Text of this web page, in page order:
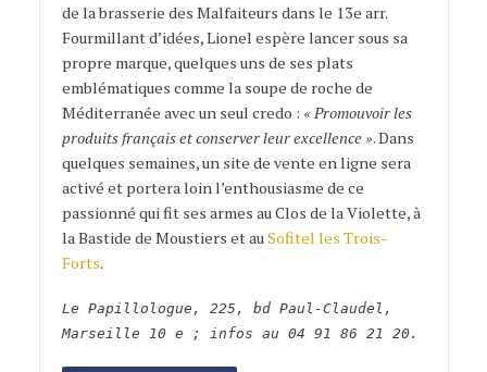
de la brasserie des Malfaiteurs dans le 13e arr.
Fourmillant d’idées, Lionel espère lancer sous sa
propre marque, quelques uns de ses plats
emblématiques comme la soupe de roche de
Méditerranée avec un seul credo : « Promouvoir les
produits français et conserver leur excellence ». Dans
quelques semaines, un site de vente en ligne sera
activé et portera loin l’enthousiasme de ce
passionné qui fit ses armes au Clos de la Violette, à
la Bastide de Moustiers et auSofitel les Trois-
Forts.
Le Papillologue, 225, bd Paul-Claudel,
Marseille 10 e ; infos au 04 91 86 21 20.